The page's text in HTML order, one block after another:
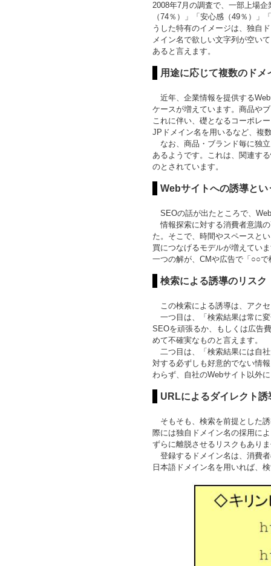
2008年7月の調査で、一部上場
（74％）」「安心感（49％）
うした特有のイメージは、独自
メイン名で欲しい文字列が空い
あると言えます。
用途に応じて複数のドメ
近年、企業情報を提供する
ケースが増えています。商品や
これに伴い、礎となるコーポレ
JPドメイン名を用いるなど、複
なお、商品・ブランド毎に独
あるようです。これは、関連す
のとされています。
Webサイトへの誘導とい
SEOの話が出たところで、
情報探索に対する消費者意識
た。そこで、時間やスペースと
買につなげるモデルが増えてい
一つの解が、CMや広告で「○○
検索による誘導のリスク
この検索による誘導は、アク
一つ目は、「検索結果は常に
SEOを頑張るか、もしくは広告
めて不確実なものと言えます。
二つ目は、「検索結果には自
対する必ずしも好意的でない情
わらず、自社のWebサイト以外
URLによるダイレクト誘
そもそも、検索を前提とした
際には独自ドメイン名の採用に
ずらに離脱させるリスクもあり
登録するドメイン名は、消費
日本語ドメイン名を用いれば、